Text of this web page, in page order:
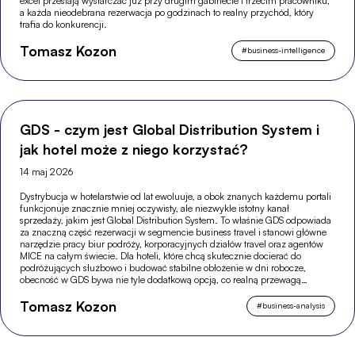
a każda nieodebrana rezerwacja po godzinach to realny przychód, który
trafia do konkurencji.
Tomasz Kozon #business-intelligence
GDS - czym jest Global Distribution System i
jak hotel może z niego korzystać?
14 maj 2026
Dystrybucja w hotelarstwie od lat ewoluuje, a obok znanych każdemu portali
funkcjonuje znacznie mniej oczywisty, ale niezwykle istotny kanał
sprzedaży, jakim jest Global Distribution System. To właśnie GDS odpowiada
za znaczną część rezerwacji w segmencie business travel i stanowi główne
narzędzie pracy biur podróży, korporacyjnych działów travel oraz agentów
MICE na całym świecie. Dla hoteli, które chcą skutecznie docierać do
podróżujących służbowo i budować stabilne obłożenie w dni robocze,
obecność w GDS bywa nie tyle dodatkową opcją, co realną przewagą
Tomasz Kozon #business-analysis